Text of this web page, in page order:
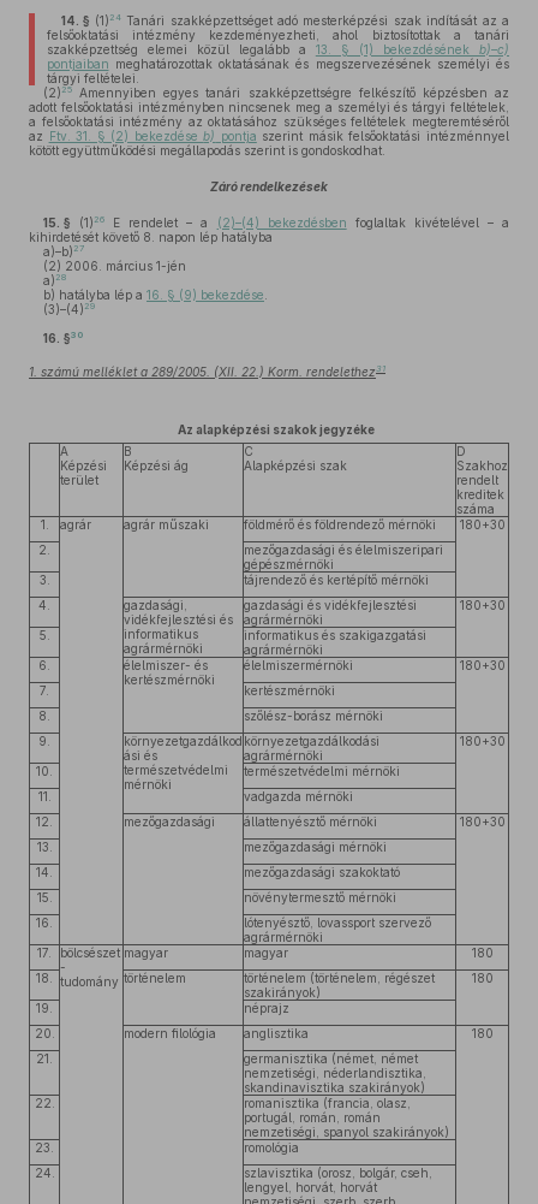
14. § (1) 24Tanári szakképzettséget adó mesterképzési szak indítását az a
felsőoktatási intézmény kezdeményezheti, ahol biztosítottak a tanári
szakképzettség elemei közül legalább a 13. § (1) bekezdésénekb)–c)
pontjaiban meghatározottak oktatásának és megszervezésének személyi és
tárgyi feltételei.
(2) 25
Amennyiben egyes tanári szakképzettségre felkészítő képzésben az
adott felsőoktatási intézményben nincsenek meg a személyi és tárgyi feltételek,
a felsőoktatási intézmény az oktatásához szükséges feltételek megteremtéséről
az Ftv. 31. § (2) bekezdéseb) pontja szerint másik felsőoktatási intézménnyel
kötött együttműködési megállapodás szerint is gondoskodhat.
Záró rendelkezések
15. § (1) 26 E rendelet – a (2)–(4) bekezdésben foglaltak kivételével – a
kihirdetését követő 8. napon lép hatályba
a)–b) 27
(2) 2006. március 1-jén
a) 28
b) hatályba lép a 16. § (9) bekezdése
(3)–(4) 29
16. §30
1. számú melléklet a 289/2005. (XII. 22.) Korm. rendelethez 31
Az alapképzési szakok jegyzéke
A
Képzési
terület
B
Képzési ág
C
Alapképzési szak
D
Szakhoz
rendelt
kreditek
száma
1.
agrár agrár műszaki földmérő és földrendező mérnöki
180+30
2.
mezőgazdasági és élelmiszeripari
gépészmérnöki
3.
tájrendező és kertépítő mérnöki
4.
gazdasági,
vidékfejlesztési és
informatikus
agrármérnöki
gazdasági és vidékfejlesztési
agrármérnöki
180+30
5.
informatikus és szakigazgatási
agrármérnöki
6.
élelmiszer- és
kertészmérnöki
élelmiszermérnöki
180+30
7.
kertészmérnöki
8.
szőlész-borász mérnöki
9.
környezetgazdálkod
ási és
természetvédelmi
mérnöki
környezetgazdálkodási
agrármérnöki
180+30
10.
természetvédelmi mérnöki
11.
vadgazda mérnöki
12.
mezőgazdasági állattenyésztő mérnöki
180+30
13.
mezőgazdasági mérnöki
14.
mezőgazdasági szakoktató
15.
növénytermesztő mérnöki
16.
lótenyésztő, lovassport szervező
agrármérnöki
17.
bölcsészet
-
tudomány
magyar magyar
180
18.
történelem
történelem (történelem, régészet
szakirányok)
180
19.
néprajz
20.
modern filológia anglisztika
180
21.
germanisztika (német, német
nemzetiségi, néderlandisztika,
skandinavisztika szakirányok)
22.
romanisztika (francia, olasz,
portugál, román, román
nemzetiségi, spanyol szakirányok)
23.
romológia
24.
szlavisztika (orosz, bolgár, cseh,
lengyel, horvát, horvát